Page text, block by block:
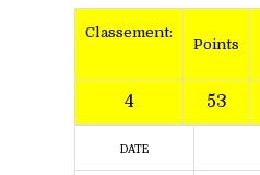
Classement:
Points
4 53
DATE